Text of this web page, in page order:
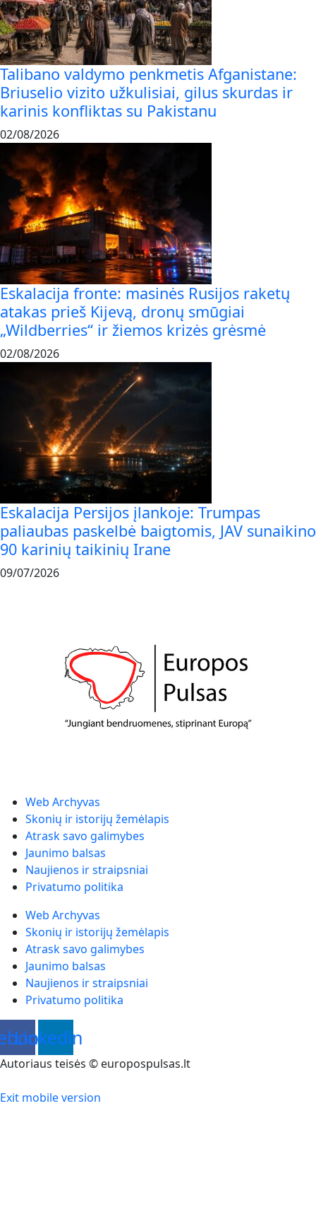
Talibano valdymo penkmetis Afganistane:
Briuselio vizito užkulisiai, gilus skurdas ir
karinis konfliktas su Pakistanu
02/08/2026
Eskalacija fronte: masinės Rusijos raketų
atakas prieš Kijevą, dronų smūgiai
„Wildberries“ ir žiemos krizės grėsmė
02/08/2026
Eskalacija Persijos įlankoje: Trumpas
paliaubas paskelbė baigtomis, JAV sunaikino
90 karinių taikinių Irane
09/07/2026
Web Archyvas
Skonių ir istorijų žemėlapis
Atrask savo galimybes
Jaunimo balsas
Naujienos ir straipsniai
Privatumo politika
Web Archyvas
Skonių ir istorijų žemėlapis
Atrask savo galimybes
Jaunimo balsas
Naujienos ir straipsniai
Privatumo politika
Linkedin
Autoriaus teisės © europospulsas.lt
Exit mobile version